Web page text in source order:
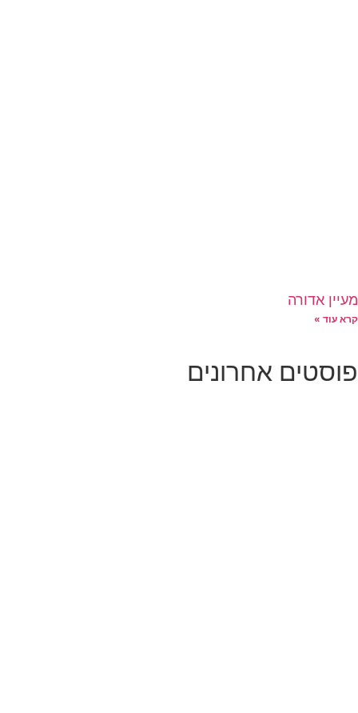
מעיין אדורה
קרא עוד »
פוסטים אחרונים